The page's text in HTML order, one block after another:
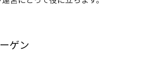
ゲン